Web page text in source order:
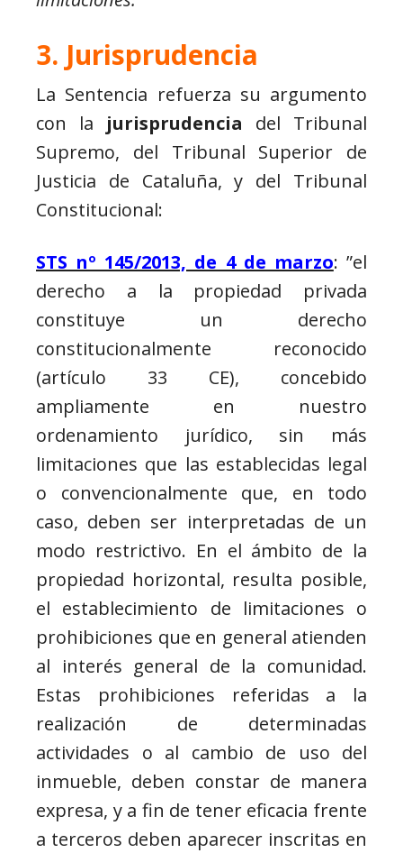
3. Jurisprudencia
La Sentencia refuerza su argumento
con la jurisprudencia del Tribunal
Supremo, del Tribunal Superior de
Justicia de Cataluña, y del Tribunal
Constitucional:
STS nº 145/2013, de 4 de marzo: ”el
derecho a la propiedad privada
constituye un derecho
constitucionalmente reconocido
(artículo 33 CE), concebido
ampliamente en nuestro
ordenamiento jurídico, sin más
limitaciones que las establecidas legal
o convencionalmente que, en todo
caso, deben ser interpretadas de un
modo restrictivo. En el ámbito de la
propiedad horizontal, resulta posible,
el establecimiento de limitaciones o
prohibiciones que en general atienden
al interés general de la comunidad.
Estas prohibiciones referidas a la
realización de determinadas
actividades o al cambio de uso del
inmueble, deben constar de manera
expresa, y a fin de tener eficacia frente
a terceros deben aparecer inscritas en